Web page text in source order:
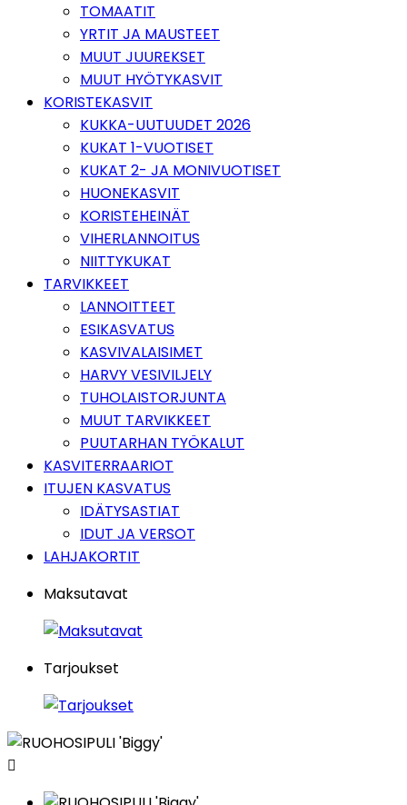
TOMAATIT
YRTIT JA MAUSTEET
MUUT JUUREKSET
MUUT HYÖTYKASVIT
KORISTEKASVIT
KUKKA-UUTUUDET 2026
KUKAT 1-VUOTISET
KUKAT 2- JA MONIVUOTISET
HUONEKASVIT
KORISTEHEINÄT
VIHERLANNOITUS
NIITTYKUKAT
TARVIKKEET
LANNOITTEET
ESIKASVATUS
KASVIVALAISIMET
HARVY VESIVILJELY
TUHOLAISTORJUNTA
MUUT TARVIKKEET
PUUTARHAN TYÖKALUT
KASVITERRAARIOT
ITUJEN KASVATUS
IDÄTYSASTIAT
IDUT JA VERSOT
LAHJAKORTIT
Maksutavat
Tarjoukset
